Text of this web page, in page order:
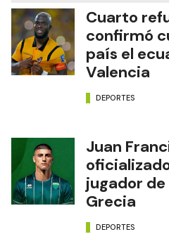
Cuarto
confirmó
país el
Valencia
DEPORTES
Juan
jugador de
Grecia
DEPORTES